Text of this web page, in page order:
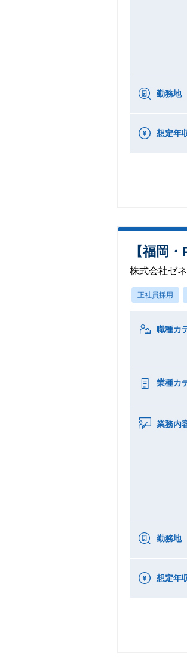
勤務地
想定年
【福岡
株式会社ゼ
正社員採用
職種カ
業種カ
業務内
勤務地
想定年